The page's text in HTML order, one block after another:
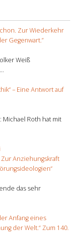
Zur Wiederkehr
Gegenwart.”
Weiß
– Eine Antwort auf
Michael Roth hat mit
Anziehungskraft
das sehr
Anfang eines
der Welt.“ Zum 140.